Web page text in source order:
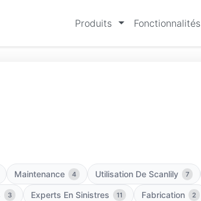
Produits Fonctionnalités
Maintenance 4 Utilisation De Scanlily 7
3 Experts En Sinistres 11 Fabrication 2